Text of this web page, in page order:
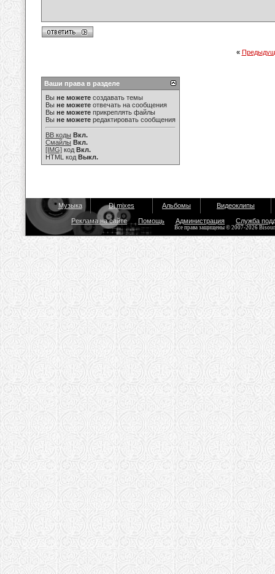
«
Ваши права в разделе
Вы не можете создавать темы
Вы не можете отвечать на сообщения
Вы не можете прикреплять файлы
Вы не можете редактировать сообщения
BB коды Вкл.
Смайлы Вкл.
[IMG] код Вкл.
HTML код Выкл.
Музыка Dj mixes Альбомы Видеоклипы
Реклама на сайте Помощь Администрация Служба
Все права защищены © 2007-2026